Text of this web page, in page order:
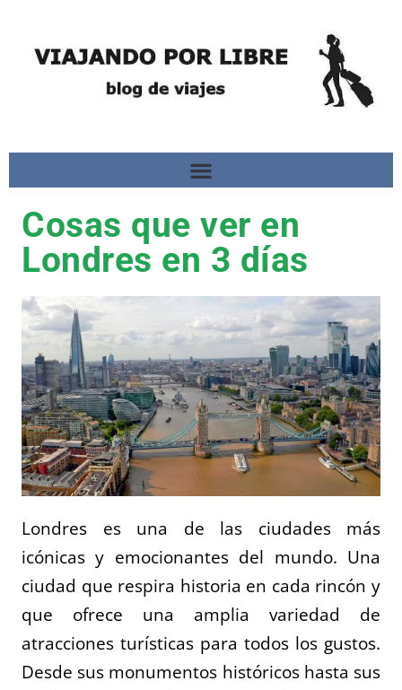
Cosas que ver en
Londres en 3 días
Londres es una de las ciudades más
icónicas y emocionantes del mundo. Una
ciudad que respira historia en cada rincón y
que ofrece una amplia variedad de
atracciones turísticas para todos los gustos.
Desde sus monumentos históricos hasta sus